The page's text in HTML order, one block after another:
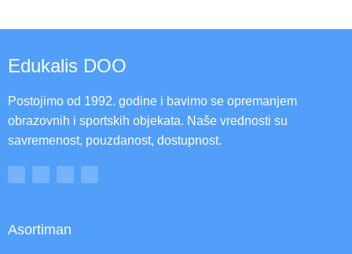
Edukalis DOO
Postojimo od 1992. godine i bavimo se opremanjem
obrazovnih i sportskih objekata. Naše vrednosti su
savremenost, pouzdanost, dostupnost.
Asortiman